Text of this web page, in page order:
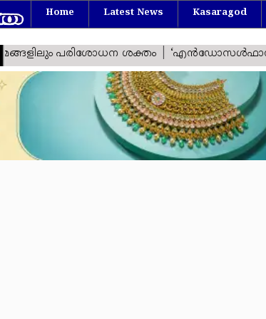
Home Latest News Kasaragod